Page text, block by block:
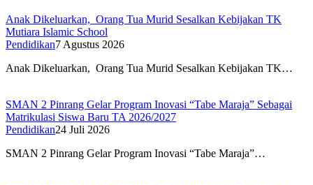
Anak Dikeluarkan, Orang Tua Murid Sesalkan Kebijakan TK
Mutiara Islamic School
Pendidikan7 Agustus 2026
Anak Dikeluarkan, Orang Tua Murid Sesalkan Kebijakan TK…
SMAN 2 Pinrang Gelar Program Inovasi “Tabe Maraja” Sebagai
Matrikulasi Siswa Baru TA 2026/2027
Pendidikan24 Juli 2026
SMAN 2 Pinrang Gelar Program Inovasi “Tabe Maraja”…